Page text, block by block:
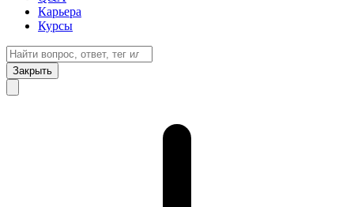
Карьера
Курсы
Закрыть